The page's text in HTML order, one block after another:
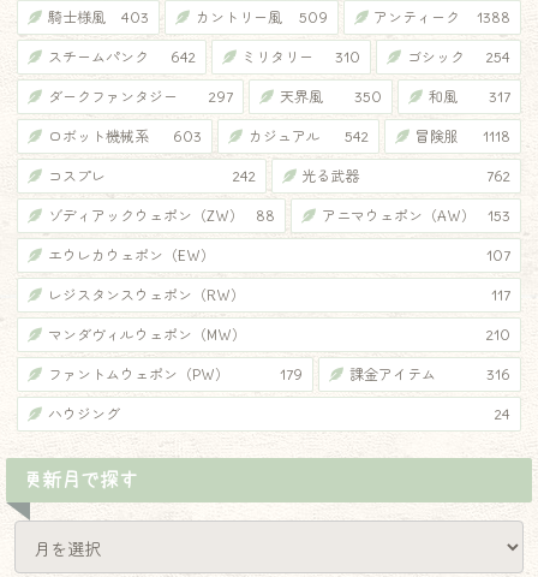
騎士様風 403 カントリー風 509 アンティーク 1388
スチームパンク 642 ミリタリー 310 ゴシック 254
ダークファンタジー 297 天界風 350 和風 317
ロボット機械系 603 カジュアル 542 冒険服 1118
コスプレ 242 光る武器 762
ゾディアックウェポン（ZW） 88 アニマウェポン（AW） 153
エウレカウェポン（EW） 107
レジスタンスウェポン（RW） 117
マンダヴィルウェポン（MW） 210
ファントムウェポン（PW） 179 課金アイテム 316
ハウジング 24
更新月で探す